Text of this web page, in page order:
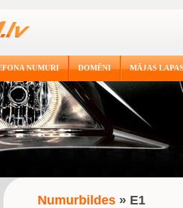
NUMURI DOMĒNI MĀJAS LAPAS
Numurbildes» E1